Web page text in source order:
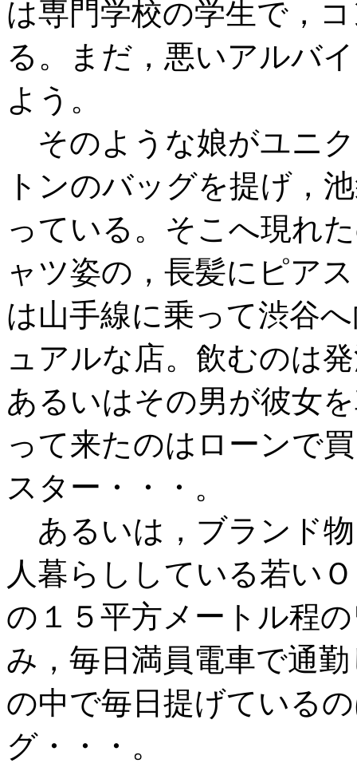
は専門学校の学生で，
る。まだ，悪いアルバ
よう。
そのような娘がユニ
トンのバッグを提げ，
っている。そこへ現れ
ャツ姿の，長髪にピア
は山手線に乗って渋谷
ュアルな店。飲むのは
あるいはその男が彼女
って来たのはローンで
スター・・・。
あるいは，ブランド
人暮らししている若い
の１５平方メートル程
み，毎日満員電車で通
の中で毎日提げている
グ・・・。